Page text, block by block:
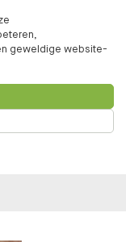
geweldige website-